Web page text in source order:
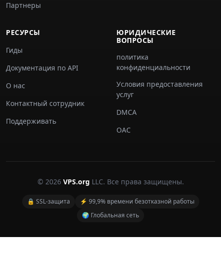
Партнеры
РЕСУРСЫ
Гиды
Документация по API
О нас
Контактный сотрудник
Поддерживать
ЮРИДИЧЕСКИЕ
ВОПРОСЫ
политика
конфиденциальности
Условия предоставления
услуг
DMCA
ОАС
© 2026 VPS.org LLC. Все права защищены.
🔒 SSL-защита
⚡ 99,9% времени безотказной работы
🌍 Глобальная сеть